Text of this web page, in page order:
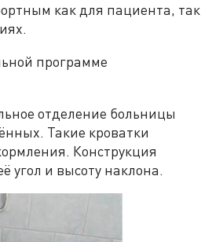
как для пациента, так
программе
отделение больницы
Такие кроватки
Конструкция
угол и высоту наклона.